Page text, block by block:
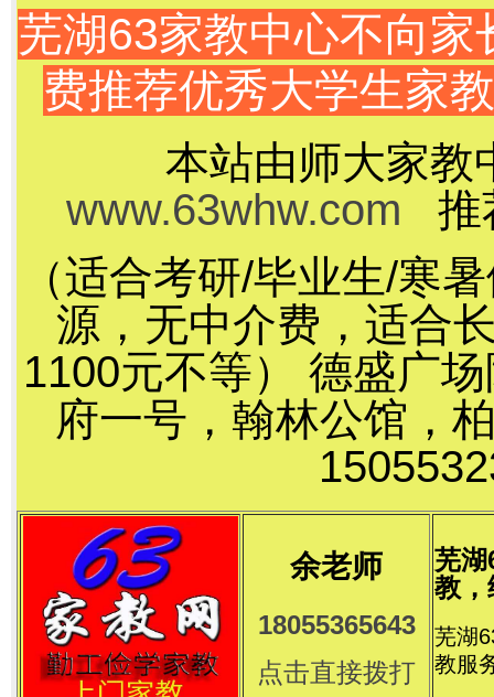
芜湖63家教中心不向
费推荐优秀大学生家
本站由师大家教
www.63whw.com 推
（适合考研/毕业生/寒
源，无中介费，适合
1100元不等） 德盛广
府一号，翰林公馆，
余老师
18055365643
点击直接拨打
芜湖
教，
芜湖
教服